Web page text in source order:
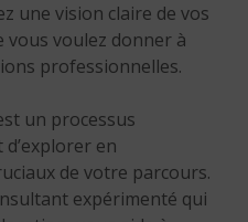
une vision claire de vos
vous voulez donner à
professionnelles.
un processus
en
de votre parcours.
expérimenté qui